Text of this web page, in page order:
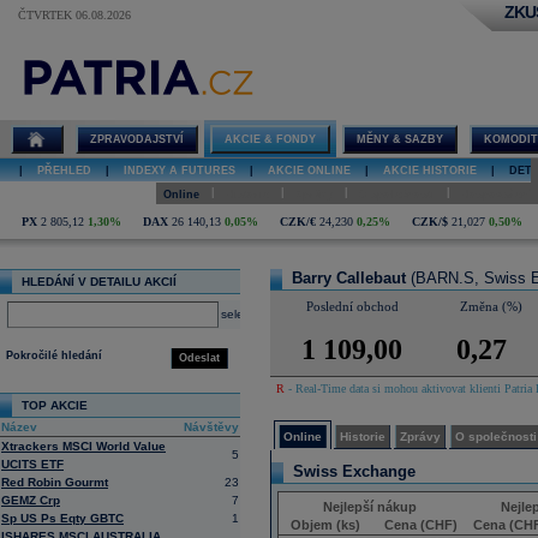
ČTVRTEK 06.08.2026
ZPRAVODAJSTVÍ AKCIE & FONDY MĚNY & SAZBY
PŘEHLED INDEXY A FUTURES AKCIE ONLINE AKCIE HISTORIE
Online
PX 2 805,12 1,30% DAX 26 140,13 0,05% CZK/€ 24,230 0,25% CZK/$ 21,027 0,50%
HLEDÁNÍ V DETAILU AKCIÍ
select
Odeslat
Pokročilé hledání
TOP AKCIE
Název
Návštěvy
Xtrackers MSCI World Value
UCITS ETF
5
Red Robin Gourmt
23
GEMZ Crp
7
Sp US Ps Eqty GBTC
1
Barry Callebaut (BARN.S, Swiss
Poslední obchod Změna (%)
1 109,00 0,27
R - Real-Time data si mohou aktivovat klienti
Online Historie Zprávy O společnosti
Swiss Exchange
Nejlepší nákup
Objem (ks)
Cena (CHF)
Cena